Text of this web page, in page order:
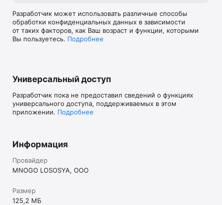
Разработчик может использовать различные способы
обработки конфиденциальных данных в зависимости
от таких факторов, как Ваш возраст и функции, которыми
Вы пользуетесь. Подробнее
Универсальный доступ
Разработчик пока не предоставил сведений о функциях
универсального доступа, поддерживаемых в этом
приложении. Подробнее
Информация
Провайдер
MNOGO LOSOSYA, OOO
Размер
125,2 МБ